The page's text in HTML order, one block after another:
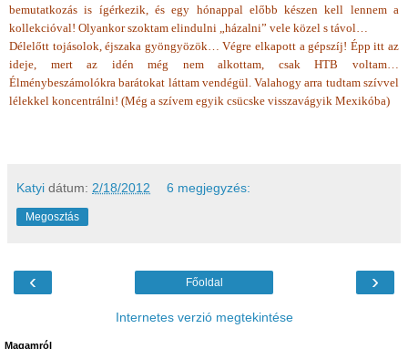
bemutatkozás is ígérkezik, és egy hónappal előbb készen kell lennem a
kollekcióval! Olyankor szoktam elindulni „házalni” vele közel s távol…
Délelőtt tojásolok, éjszaka gyöngyözök… Végre elkapott a gépszíj! Épp itt az
ideje, mert az idén még nem alkottam, csak HTB voltam…
Élménybeszámolókra barátokat láttam vendégül. Valahogy arra tudtam szívvel
lélekkel koncentrálni! (Még a szívem egyik csücske visszavágyik Mexikóba)
Katyi dátum: 2/18/2012 6 megjegyzés:
Megosztás
‹ ›
Főoldal
Internetes verzió megtekintése
Magamról